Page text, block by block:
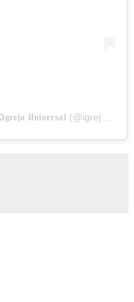
Uma publicação compartilhada por 𝕴𝖌𝖗𝖊𝖏𝖆 𝖀𝖓𝖎𝖛𝖊𝖗𝖘𝖆𝖑 (@igrejauniversal)